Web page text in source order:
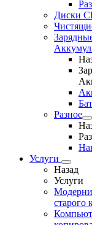
Диски
Разное
Услуги
Назад
Услуги
старого